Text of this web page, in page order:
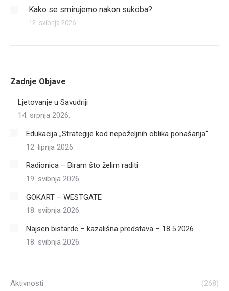
Kako se smirujemo nakon sukoba?
12. svibnja 2026.
Zadnje Objave
Ljetovanje u Savudriji
14. srpnja 2026.
Edukacija „Strategije kod nepoželjnih oblika ponašanja“
12. lipnja 2026.
Radionica – Biram što želim raditi
19. svibnja 2026.
GOKART – WESTGATE
18. svibnja 2026.
Najsen bistarde – kazališna predstava – 18.5.2026.
18. svibnja 2026.
Aktivnosti
(268)